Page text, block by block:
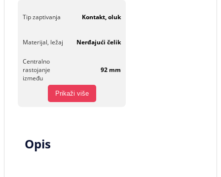
Tip zaptivanja Kontakt, oluk
Materijal, ležaj Nerđajući čelik
Centralno
rastojanje
između
92 mm
Prikaži više
Opis